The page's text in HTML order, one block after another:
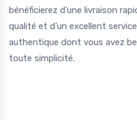
bénéficierez d’une livraison
qualité et d’un excellent
authentique dont vous avez
toute simplicité.